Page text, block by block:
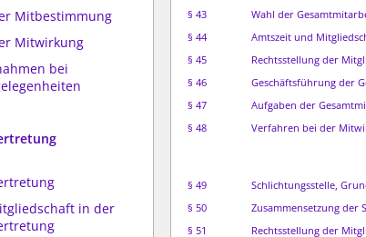
Mitbestimmung
Mitwirkung
bei
in der
§ 43
Wahl der
§ 44
Amtszeit und
§ 45
Rechtsstellung der
§ 46
Geschäftsführung der
§ 47
Aufgaben der
§ 48
Verfahren bei der
§ 49
Schlichtungsstelle,
§ 50
Zusammensetzung der
§ 51
Rechtsstellung der